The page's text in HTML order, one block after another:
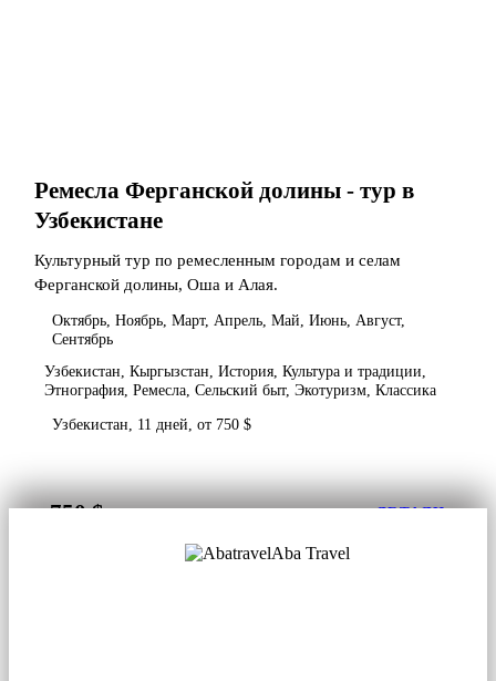
Ремесла Ферганской долины - тур в
Узбекистане
Культурный тур по ремесленным городам и селам
Ферганской долины, Оша и Алая.
Октябрь, Ноябрь, Март, Апрель, Май, Июнь, Август,
Сентябрь
Узбекистан, Кыргызстан, История, Культура и традиции,
Этнография, Ремесла, Сельский быт, Экотуризм, Классика
Узбекистан, 11 дней, от 750 $
от750 $ ДЕТАЛИ
Aba Travel